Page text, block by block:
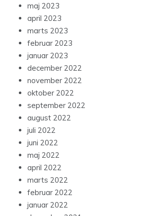
maj 2023
april 2023
marts 2023
februar 2023
januar 2023
december 2022
november 2022
oktober 2022
september 2022
august 2022
juli 2022
juni 2022
maj 2022
april 2022
marts 2022
februar 2022
januar 2022